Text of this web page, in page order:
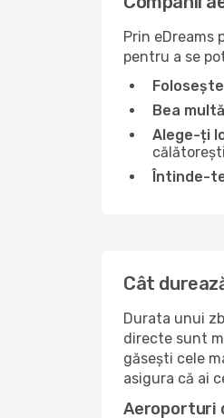
Prin eDreams
pentru a se
Bea
Alege-ți
Întinde-
Cât
Durata unui
directe sunt
găsești cele
asigura că ai
Aeroporturi